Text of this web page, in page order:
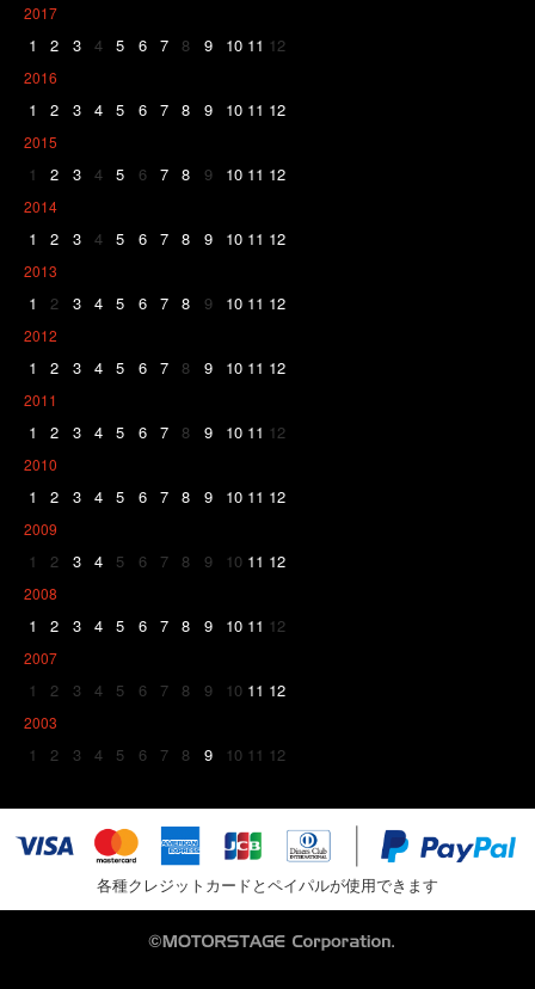
2017
1 2 3 4 5 6 7 8 9 10 11 12
2016
1 2 3 4 5 6 7 8 9 10 11 12
2015
1 2 3 4 5 6 7 8 9 10 11 12
2014
1 2 3 4 5 6 7 8 9 10 11 12
2013
1 2 3 4 5 6 7 8 9 10 11 12
2012
1 2 3 4 5 6 7 8 9 10 11 12
2011
1 2 3 4 5 6 7 8 9 10 11 12
2010
1 2 3 4 5 6 7 8 9 10 11 12
2009
1 2 3 4 5 6 7 8 9 10 11 12
2008
1 2 3 4 5 6 7 8 9 10 11 12
2007
1 2 3 4 5 6 7 8 9 10 11 12
2003
1 2 3 4 5 6 7 8 9 10 11 12
各種クレジットカードとペイパルが使用できます